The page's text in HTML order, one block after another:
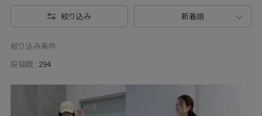
絞り込み 新着順
絞り込み条件 :
投稿数 : 294